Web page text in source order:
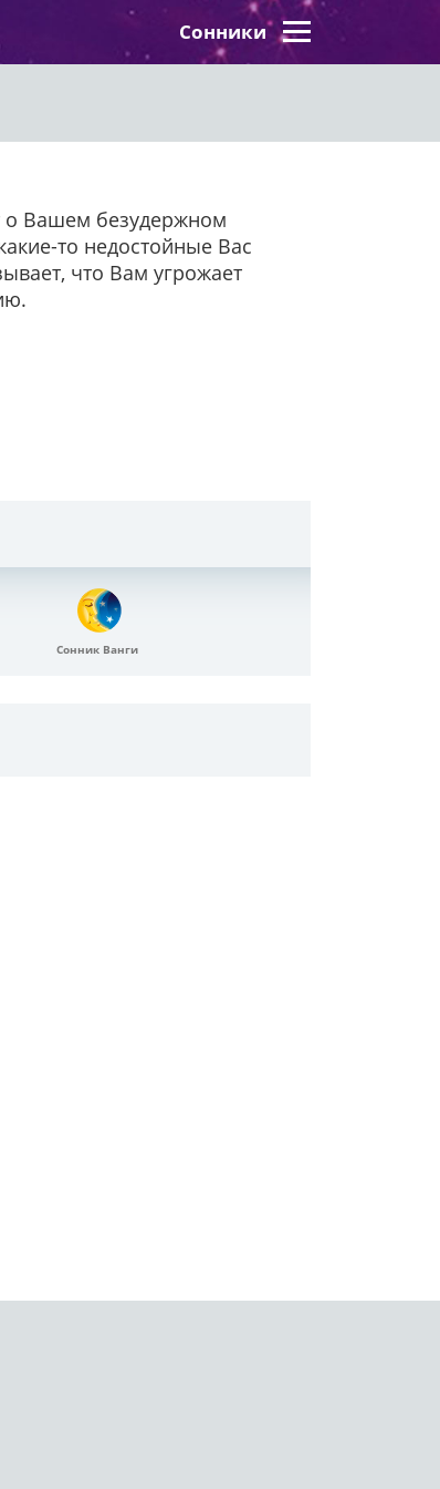
Сонники
о Вашем безудержном
то недостойные Вас
что Вам угрожает
Сонник Ванги